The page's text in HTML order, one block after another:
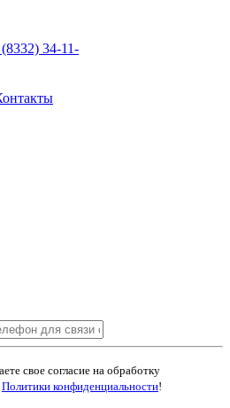
34-11-
свое согласие на обработку
Политики конфиденциальности!